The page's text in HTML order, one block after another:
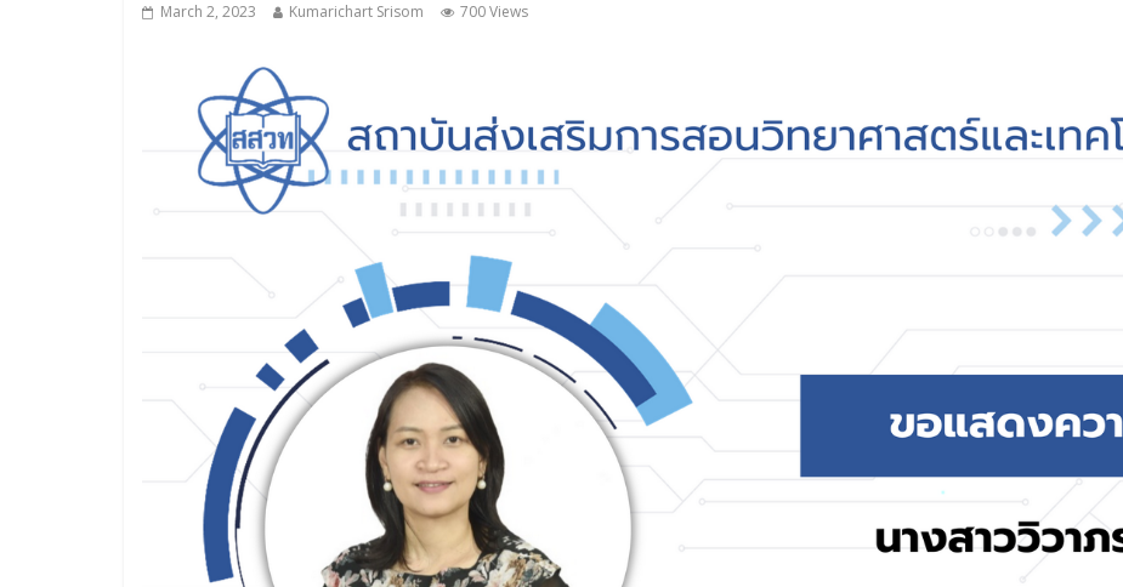
March 2, 2023 Kumarichart Srisom 700 Views